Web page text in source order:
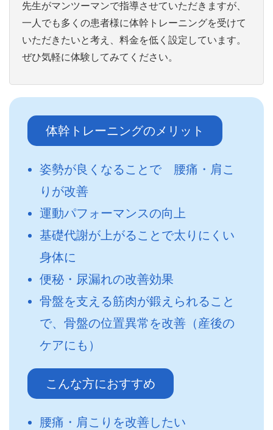
先生がマンツーマンで指導させていただきますが、
一人でも多くの患者様に体幹トレーニングを受けて
いただきたいと考え、料金を低く設定しています。
ぜひ気軽に体験してみてください。
体幹トレーニングのメリット
姿勢が良くなることで 腰痛・肩こ
りが改善
運動パフォーマンスの向上
基礎代謝が上がることで太りにくい
身体に
便秘・尿漏れの改善効果
骨盤を支える筋肉が鍛えられること
で、骨盤の位置異常を改善（産後の
ケアにも）
こんな方におすすめ
腰痛・肩こりを改善したい